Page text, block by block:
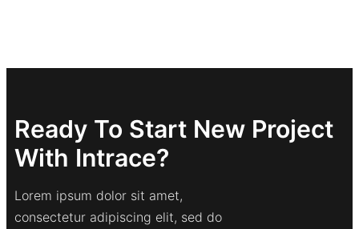
Ready To Start New Project
With Intrace?
Lorem ipsum dolor sit amet,
consectetur adipiscing elit, sed do